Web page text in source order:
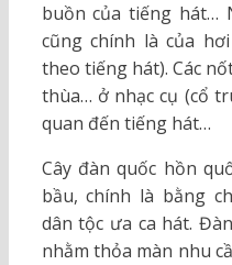
buồn của tiếng hát…
cũng chính là của
theo tiếng hát). Các
thùa… ở nhạc cụ (cổ
quan đến tiếng hát…
Cây đàn quốc hồn
bầu, chính là bằng
dân tộc ưa ca hát.
nhằm thỏa màn nhu